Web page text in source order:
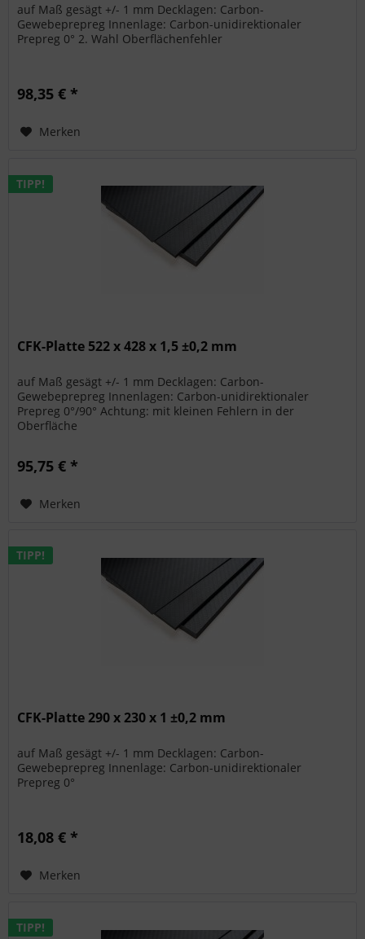
auf Maß gesägt +/- 1 mm Decklagen: Carbon-
Gewebeprepreg Innenlage: Carbon-unidirektionaler
Prepreg 0° 2. Wahl Oberflächenfehler
98,35 € *
Merken
TIPP!
CFK-Platte 522 x 428 x 1,5 ±0,2 mm
auf Maß gesägt +/- 1 mm Decklagen: Carbon-
Gewebeprepreg Innenlagen: Carbon-unidirektionaler
Prepreg 0°/90° Achtung: mit kleinen Fehlern in der
Oberfläche
95,75 € *
Merken
TIPP!
CFK-Platte 290 x 230 x 1 ±0,2 mm
auf Maß gesägt +/- 1 mm Decklagen: Carbon-
Gewebeprepreg Innenlage: Carbon-unidirektionaler
Prepreg 0°
18,08 € *
Merken
TIPP!